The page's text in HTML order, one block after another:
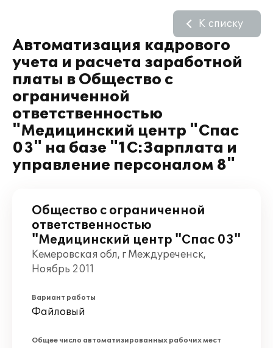
Автоматизация кадрового
учета и расчета заработной
платы в Общество с
ограниченной
ответственностью
"Медицинский центр "Спас
03" на базе "1С:Зарплата и
управление персоналом 8"
К списку
Общество с ограниченной
ответственностью
"Медицинский центр "Спас 03"
Кемеровская обл, г Междуреченск,
Ноябрь 2011
Вариант работы
Файловый
Общее число автоматизированных рабочих мест